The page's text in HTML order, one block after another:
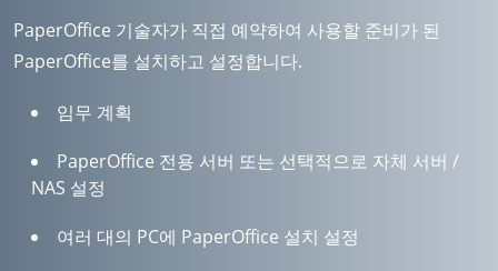
PaperOffice 기술자가 직접 예약하여 사용할 준비가 된
PaperOffice를 설치하고 설정합니다.
임무 계획
PaperOffice 전용 서버 또는 선택적으로 자체 서버 /
NAS 설정
여러 대의 PC에 PaperOffice 설치 설정